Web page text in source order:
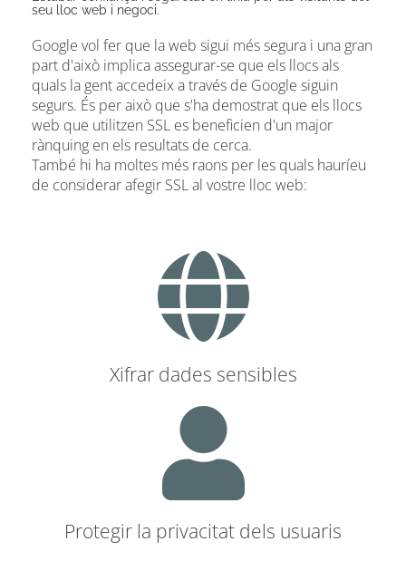
seu lloc web i negoci.
Google vol fer que la web sigui més segura i una gran
part d'això implica assegurar-se que els llocs als
quals la gent accedeix a través de Google siguin
segurs. És per això que s'ha demostrat que els llocs
web que utilitzen SSL es beneficien d'un major
rànquing en els resultats de cerca.
També hi ha moltes més raons per les quals hauríeu
de considerar afegir SSL al vostre lloc web:
Xifrar dades sensibles
Protegir la privacitat dels usuaris